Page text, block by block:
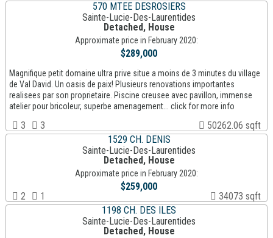
570 MTEE DESROSIERS
Sainte-Lucie-Des-Laurentides
Detached, House
Approximate price in February 2020:
$289,000
Magnifique petit domaine ultra prive situe a moins de 3 minutes du village
de Val David. Un oasis de paix! Plusieurs renovations importantes
realisees par son proprietaire. Piscine creusee avec pavillon, immense
atelier pour bricoleur, superbe amenagement... click for more info
3 3
50262.06 sqft
1529 CH. DENIS
Sainte-Lucie-Des-Laurentides
Detached, House
Approximate price in February 2020:
$259,000
2
1
34073 sqft
1198 CH. DES ILES
Sainte-Lucie-Des-Laurentides
Detached, House